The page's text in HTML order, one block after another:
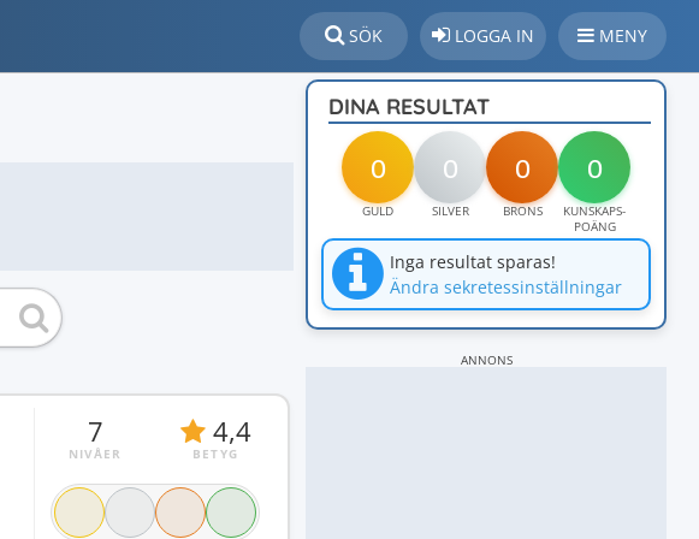
SÖK LOGGA IN MENY
7
NIVÅER
4,4
BETYG
DINA RESULTAT
0 0 0 0
GULD SILVER BRONS
KUNSKAPS-
POÄNG
Inga resultat sparas!
Ändra sekretessinställningar
ANNONS